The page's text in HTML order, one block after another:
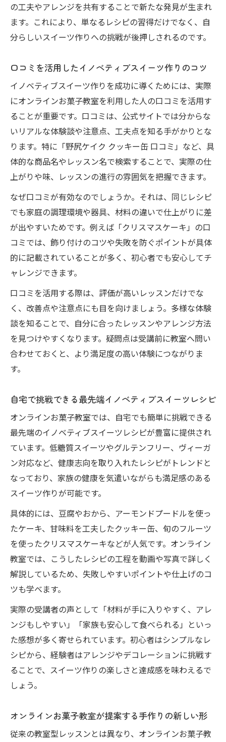
の工夫やアレンジを共有することで新たな発見が生まれ
ます。これにより、単なるレシピの習得だけでなく、自
分らしいスイーツ作りへの挑戦が後押しされるのです。
口コミを活用したイノベティブスイーツ作りのコツ
イノベティブスイーツ作りを成功に導くためには、実際
にオンラインお菓子教室を利用した人の口コミを活用す
ることが重要です。口コミは、公式サイトでは分からな
いリアルな体験談や注意点、工夫点を知る手がかりとな
ります。特に「野尻ケイク クッキー缶 口コミ」など、具
体的な商品名やレッスン名で検索することで、実際の仕
上がりや味、レッスンの進行の雰囲気を把握できます。
なぜ口コミが有効なのでしょうか。それは、同じレシピ
でも家庭の調理環境や器具、材料の違いで仕上がりに差
が出やすいためです。例えば「クリスマスケーキ」の口
コミでは、飾り付けのコツや失敗を防ぐポイントが具体
的に記載されていることが多く、初心者でも安心してチ
ャレンジできます。
口コミを活用する際は、評価が高いレッスンだけでな
く、改善点や注意点にも目を向けましょう。多様な体験
談を知ることで、自分に合ったレッスンやアレンジ方法
を見つけやすくなります。疑問点は受講前に教室へ問い
合わせておくと、より満足度の高い体験につながりま
す。
自宅で挑戦できる最先端イノベティブスイーツレシピ
オンラインお菓子教室では、自宅でも簡単に挑戦できる
最先端のイノベティブスイーツレシピが豊富に提供され
ています。低糖質スイーツやグルテンフリー、ヴィーガ
ン対応など、健康志向を取り入れたレシピがトレンドと
なっており、家族の健康を気遣いながらも満足感のある
スイーツ作りが可能です。
具体的には、豆腐やおから、アーモンドプードルを使っ
たケーキ、甘味料を工夫したクッキー缶、旬のフルーツ
を使ったクリスマスケーキなどが人気です。オンライン
教室では、こうしたレシピの工程を動画や写真で詳しく
解説しているため、失敗しやすいポイントや仕上げのコ
ツも学べます。
実際の受講者の声として「材料が手に入りやすく、アレ
ンジもしやすい」「家族も安心して食べられる」といっ
た感想が多く寄せられています。初心者はシンプルなレ
シピから、経験者はアレンジやデコレーションに挑戦す
ることで、スイーツ作りの楽しさと達成感を味わえるで
しょう。
オンラインお菓子教室が提案する手作りの新しい形
従来の教室型レッスンとは異なり、オンラインお菓子教